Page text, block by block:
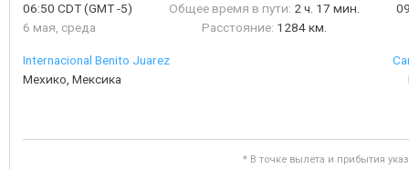
06:50 CDT(GMT -5)
6 мая, среда
Общее время в пути: 2 ч. 17 мин.
Расстояние: 1284 км.
Internacional Benito Juarez
Мехико, Мексика
* В точке вылета и прибытия